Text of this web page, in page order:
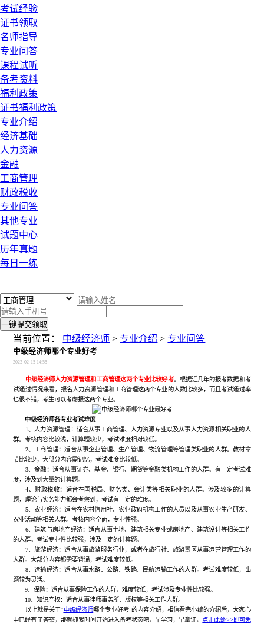
考试经验
证书领取
名师指导
专业问答
课程试听
备考资料
福利政策
证书福利政策
专业介绍
经济基础
人力资源
金融
工商管理
财政税收
专业问答
其他专业
试题中心
历年真题
每日一练
一键提交领取
当前位置： 中级经济师 >专业介绍 >专业问答
中级经济师哪个专业好考
2023-02-15 14:55
中级经济师人力资源管理和工商管理这两个专业比较好考。根据近几年的报考数据和考
试通过情况来看，报名人力资源管理和工商管理这两个专业的人数比较多，而且考试通过率
也很不错，考生可以考虑报这两个专业。
中级经济师各专业考试难度
1、人力资源管理：适合从事工商管理、人力资源专业以及从事人力资源相关职业的人
群。考核内容比较浅，计算题较少，考试难度相对较低。
2、工商管理：适合从事企业管理、生产管理、物流管理等管理类职业的人群。教材章
节比较少，大部分内容需记忆，考试难度比较低。
3、金融：适合从事证券、基金、银行、期货等金融类机构工作的人群。有一定考试难
度，涉及到大量的计算题。
4、财政税收：适合在国税局、财务类、会计类等相关职业的人群。涉及较多的计算
题，理论与实务能力都会考察到，考试有一定的难度。
5、农业经济：适合在农村信用社、农业政府机构工作的人员以及从事农业生产研发、
农业活动等相关人群。考核内容全面，专业性强。
6、建筑与房地产经济：适合从事土地、建筑相关专业或房地产、建筑设计等相关工作
的人群。考试专业性比较强，涉及一定的计算题。
7、旅游经济：适合从事旅游服务行业，或者在旅行社、旅游景区从事运营管理工作的
人群。大部分内容都需要背诵，考试难度较低。
8、运输经济：适合从事水路、公路、铁路、民航运输工作的人群。考试难度较低，出
题较为灵活。
9、保险：适合从事保险工作的人群，难度较低，考试涉及专业性比较强。
10、知识产权：适合从事律师事务所、版权等相关工作人群。
以上就是关于“中级经济师哪个专业好考”的内容介绍，相信看完小编的介绍后，大家心
中已经有了答案，那就抓紧时间开始进入备考状态吧，早学习，早拿证， 点击此处>>即可免